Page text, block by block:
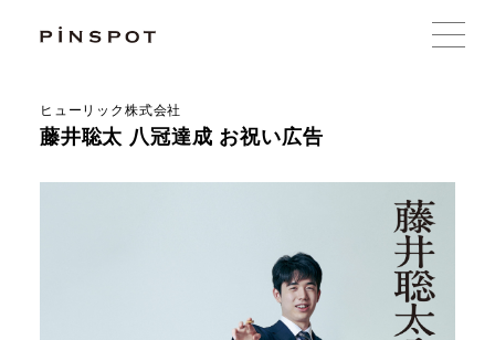
ヒューリック株式会社
藤井聡太 八冠達成 お祝い広告